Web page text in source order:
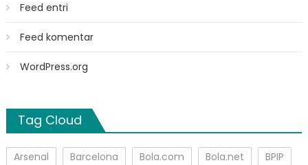
Feed entri
Feed komentar
WordPress.org
Tag Cloud
Arsenal Barcelona Bola.com Bola.net
BPIP